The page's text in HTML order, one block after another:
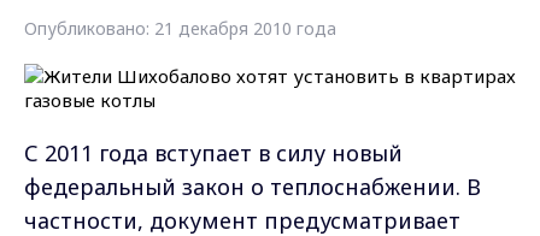
Опубликовано: 21 декабря 2010 года
С 2011 года вступает в силу новый
федеральный закон о теплоснабжении. В
частности, документ предусматривает